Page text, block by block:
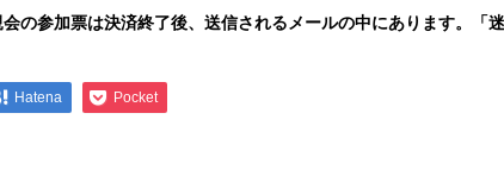
の参加票は決済終了後、送信されるメールの中にあります。「
Hatena Pocket